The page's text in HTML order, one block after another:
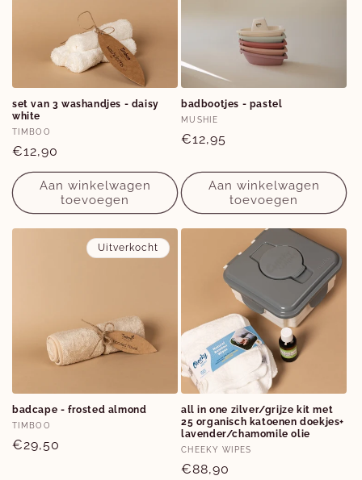
set van 3 washandjes - daisy
white
Verkoper:
TIMBOO
Normale
prijs
€12,90
Aan winkelwagen
toevoegen
badbootjes - pastel
Verkoper:
MUSHIE
Normale
€12,95
Aan winkelwagen
toevoegen
Uitverkocht
badcape - frosted almond
Verkoper:
TIMBOO
Normale
€29,50
all in one zilver/grijze kit met
25 organisch katoenen doekjes+
lavender/chamomile olie
Verkoper:
CHEEKY WIPES
Normale
€88,90